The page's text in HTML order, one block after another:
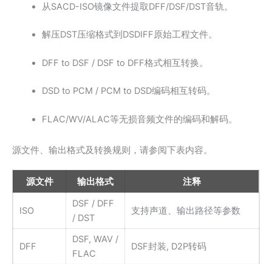
从SACD-ISO镜像文件提取DFF/DSF/DST音轨。
解压DST压缩格式到DSDIFF原始工程文件。
DFF to DSF / DSF to DFF格式相互转换。
DSD to PCM / PCM to DSD编码相互转码。
FLAC/WV/ALAC等无损音频文件的编码和解码。
源文件、输出格式及转换规则，请参阅下表内容。
源文件 输出格式 注释
ISO
DSF / DFF
/ DST
支持声道、输出路径等参数
DFF
DSF, WAV /
FLAC
DSF封装, D2P转码